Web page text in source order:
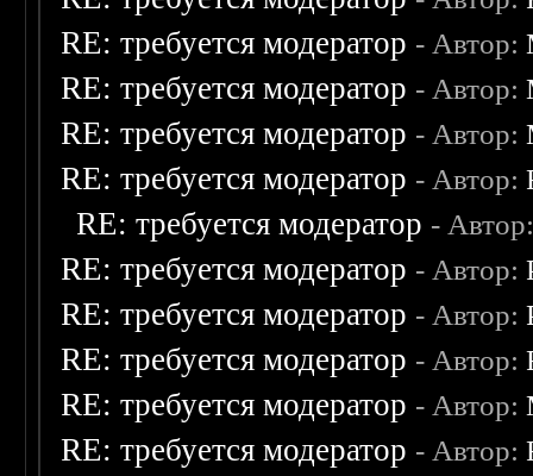
RE: требуется модератор - Автор:
RE: требуется модератор - Автор:
RE: требуется модератор - Автор:
RE: требуется модератор - Автор:
RE: требуется модератор -
RE: требуется модератор - Автор:
RE: требуется модератор - Автор:
RE: требуется модератор - Автор:
RE: требуется модератор - Автор:
RE: требуется модератор - Автор: